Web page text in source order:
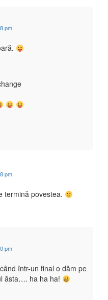
pm
pm
termină povestea.
pm
într-un final o dăm pe
ăsta…. ha ha ha!